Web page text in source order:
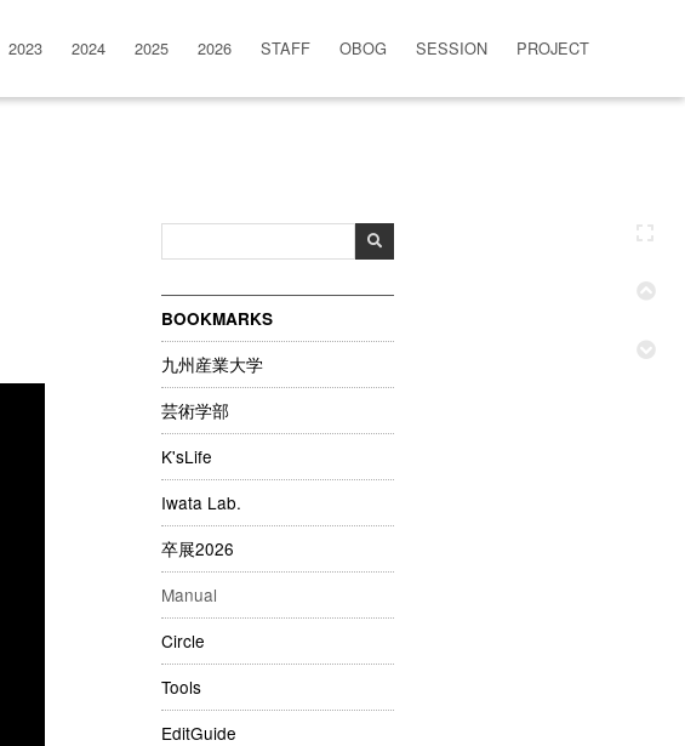
2023 2024 2025 2026 STAFF OBOG SESSION PROJECT
BOOKMARKS
九州産業大学
芸術学部
K'sLife
Iwata Lab.
卒展2026
Manual
Circle
Tools
EditGuide